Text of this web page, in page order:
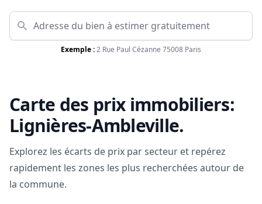
Exemple :2 Rue Paul Cézanne 75008 Paris
Carte des prix immobiliers:
Lignières-Ambleville.
Explorez les écarts de prix par secteur et repérez
rapidement les zones les plus recherchées autour de
la commune.